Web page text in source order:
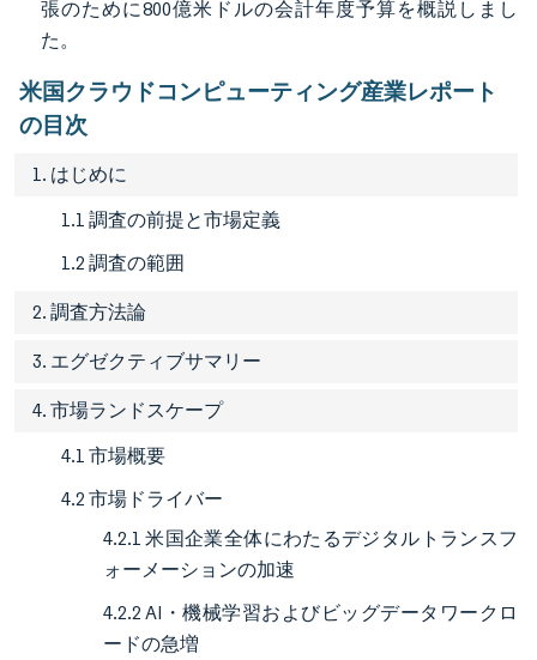
張のために800億米ドルの会計年度予算を概説しまし
た。
米国クラウドコンピューティング産業レポート
の目次
1. はじめに
1.1 調査の前提と市場定義
1.2 調査の範囲
2. 調査方法論
3. エグゼクティブサマリー
4. 市場ランドスケープ
4.1 市場概要
4.2 市場ドライバー
4.2.1 米国企業全体にわたるデジタルトランスフ
ォーメーションの加速
4.2.2 AI・機械学習およびビッグデータワークロ
ードの急増